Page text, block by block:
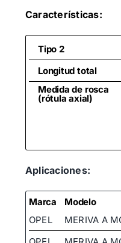
Características:
Tipo 2
Longitud total
Medida de rosca
(rótula axial)
Aplicaciones:
Marca Modelo
OPEL
MERIVA A